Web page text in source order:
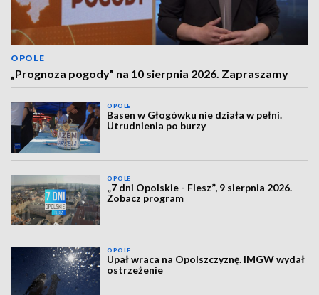
OPOLE
„Prognoza pogody” na 10 sierpnia 2026. Zapraszamy
OPOLE
Basen w Głogówku nie działa w pełni.
Utrudnienia po burzy
OPOLE
„7 dni Opolskie - Flesz”, 9 sierpnia 2026.
Zobacz program
OPOLE
Upał wraca na Opolszczyznę. IMGW wydał
ostrzeżenie